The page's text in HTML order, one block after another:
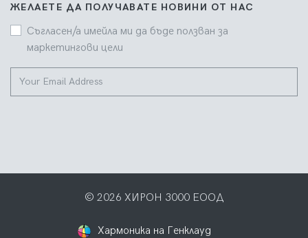
ЖЕЛАЕТЕ ДА ПОЛУЧАВАТЕ НОВИНИ ОТ НАС
Съгласен/а имейла ми да бъде ползван за
маркетингови цели
© 2026 ХИРОН 3000 ЕООД
Хармоника на Генклауд